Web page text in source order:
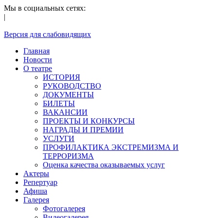
Мы в социальных сетях:
|
Версия для слабовидящих
Главная
Новости
О театре
ИСТОРИЯ
РУКОВОДСТВО
ДОКУМЕНТЫ
БИЛЕТЫ
ВАКАНСИИ
ПРОЕКТЫ И КОНКУРСЫ
НАГРАДЫ И ПРЕМИИ
УСЛУГИ
ПРОФИЛАКТИКА ЭКСТРЕМИЗМА И
ТЕРРОРИЗМА
Оценка качества оказываемых услуг
Актеры
Репертуар
Афиша
Галерея
Фотогалерея